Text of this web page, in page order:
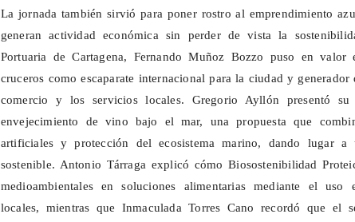
La jornada también sirvió para poner rostro al emprendimiento
generan actividad económica sin perder de vista la
Portuaria de Cartagena, Fernando Muñoz Bozzo puso en
cruceros como escaparate internacional para la ciudad y
comercio y los servicios locales. Gregorio Ayllón presentó su
envejecimiento de vino bajo el mar, una propuesta que
artificiales y protección del ecosistema marino, dando lugar
sostenible. Antonio Tárraga explicó cómoBiosostenibilidad
medioambientales en soluciones alimentarias mediante el uso
locales, mientras que Inmaculada Torres Cano recordó que el